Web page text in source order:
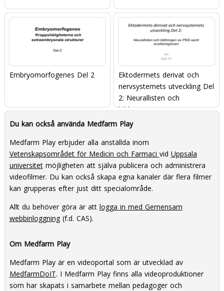
Embryomorfogenes Del 2
Ektodermets derivat och
nervsystemets utveckling Del
2: Neurallisten och
bildningen av PNS samt
ansiktsregionen
Du kan också använda Medfarm Play
Medfarm Play erbjuder alla anställda inom
Vetenskapsområdet för Medicin och Farmaci vid Uppsala
universitetmöjligheten att själva publicera och administrera
videofilmer. Du kan också skapa egna kanaler där flera filmer
kan grupperas efter just ditt specialområde.
Allt du behöver göra är att logga in med Gemensam
webbinloggning(f.d. CAS).
Om Medfarm Play
Medfarm Play är en videoportal som är utvecklad av
MedfarmDoIT. I Medfarm Play finns alla videoproduktioner
som har skapats i samarbete mellan pedagoger och